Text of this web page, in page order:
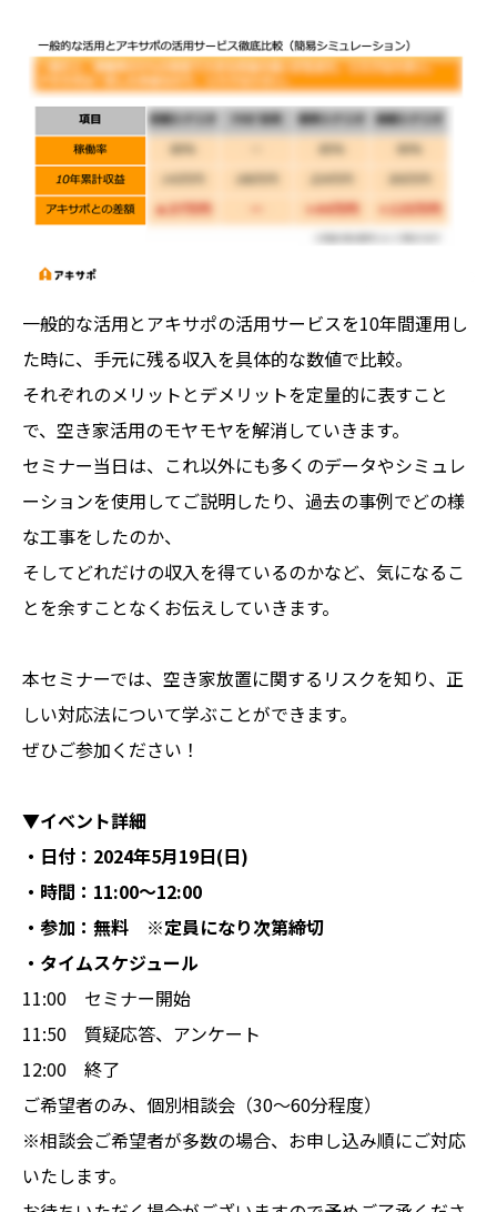
一般的な活用とアキサポの活用サービスを10年間運用し
た時に、手元に残る収入を具体的な数値で比較。
それぞれのメリットとデメリットを定量的に表すこと
で、空き家活用のモヤモヤを解消していきます。
セミナー当日は、これ以外にも多くのデータやシミュレ
ーションを使用してご説明したり、過去の事例でどの様
な工事をしたのか、
そしてどれだけの収入を得ているのかなど、気になるこ
とを余すことなくお伝えしていきます。
本セミナーでは、空き家放置に関するリスクを知り、正
しい対応法について学ぶことができます。
ぜひご参加ください！
▼イベント詳細
・日付：2024年5月19日(日)
・時間：11:00〜12:00
・参加：無料 ※定員になり次第締切
・タイムスケジュール
11:00 セミナー開始
11:50 質疑応答、アンケート
12:00 終了
ご希望者のみ、個別相談会（30～60分程度）
※相談会ご希望者が多数の場合、お申し込み順にご対応
いたします。